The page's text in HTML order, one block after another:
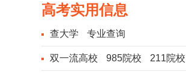
高考实用信息
查大学 专业查询
双一流高校 985院校 211院校